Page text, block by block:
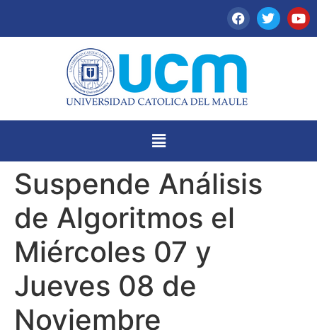
Suspende Análisis
de Algoritmos el
Miércoles 07 y
Jueves 08 de
Noviembre